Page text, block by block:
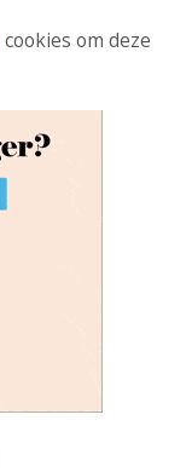
cookies om deze